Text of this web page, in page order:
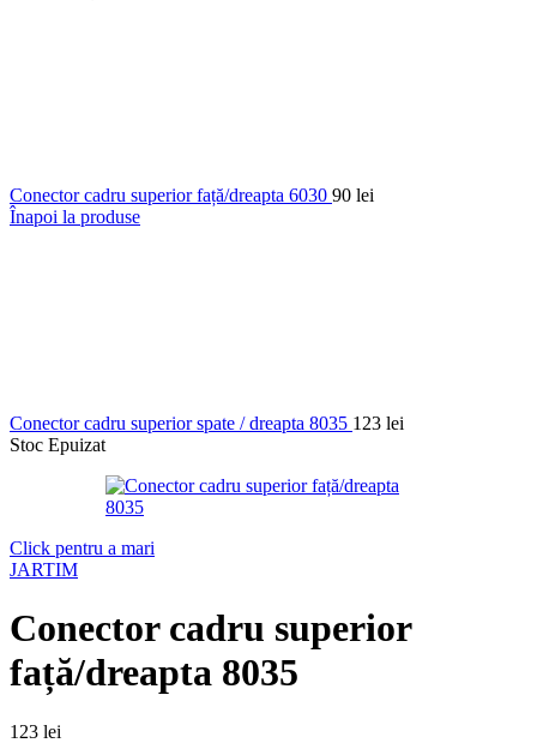
Conector cadru superior față/dreapta 6030 90 lei
Înapoi la produse
Conector cadru superior spate / dreapta 8035 123 lei
Stoc Epuizat
Click pentru a mari
JARTIM
Conector cadru superior
față/dreapta 8035
123 lei